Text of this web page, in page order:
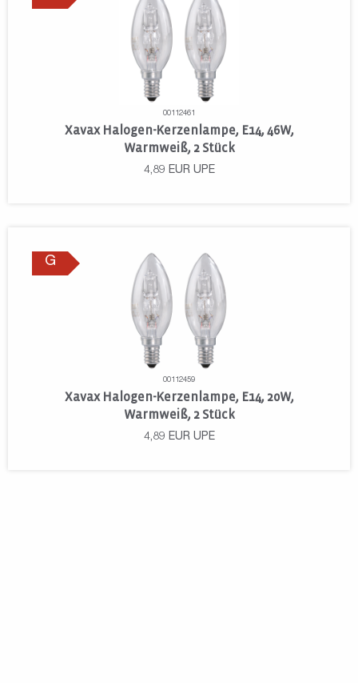
00112461
Xavax Halogen-Kerzenlampe, E14, 46W,
Warmweiß, 2 Stück
4,89 EUR UPE
G
00112459
Xavax Halogen-Kerzenlampe, E14, 20W,
Warmweiß, 2 Stück
4,89 EUR UPE